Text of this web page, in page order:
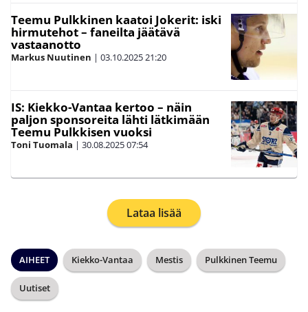
Teemu Pulkkinen kaatoi Jokerit: iski
hirmutehot – faneilta jäätävä
vastaanotto
Markus Nuutinen | 03.10.202521:20
IS: Kiekko-Vantaa kertoo – näin
paljon sponsoreita lähti lätkimään
Teemu Pulkkisen vuoksi
Toni Tuomala | 30.08.202507:54
Lataa lisää
AIHEET Kiekko-Vantaa Mestis Pulkkinen Teemu
Uutiset